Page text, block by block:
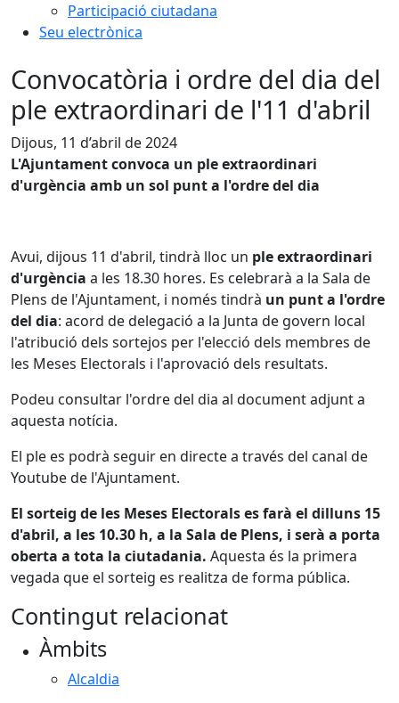
Participació ciutadana
Seu electrònica
Convocatòria i ordre del dia del
ple extraordinari de l'11 d'abril
Dijous, 11 d’abril de 2024
L'Ajuntament convoca un ple extraordinari
d'urgència amb un sol punt a l'ordre del dia
Avui, dijous 11 d'abril, tindrà lloc un ple extraordinari
d'urgència a les 18.30 hores. Es celebrarà a la Sala de
Plens de l'Ajuntament, i només tindrà un punt a l'ordre
del dia: acord de delegació a la Junta de govern local
l'atribució dels sortejos per l'elecció dels membres de
les Meses Electorals i l'aprovació dels resultats.
Podeu consultar l'ordre del dia al document adjunt a
aquesta notícia.
El ple es podrà seguir en directe a través del canal de
Youtube de l'Ajuntament.
El sorteig de les Meses Electorals es farà el dilluns 15
d'abril, a les 10.30 h, a la Sala de Plens, i serà a porta
oberta a tota la ciutadania. Aquesta és la primera
vegada que el sorteig es realitza de forma pública.
Contingut relacionat
Àmbits
Alcaldia